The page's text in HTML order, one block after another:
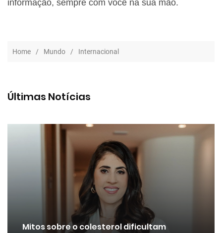
informação, sempre com você na sua mão.
Home Mundo Internacional
Últimas Notícias
Mitos sobre o colesterol dificultam